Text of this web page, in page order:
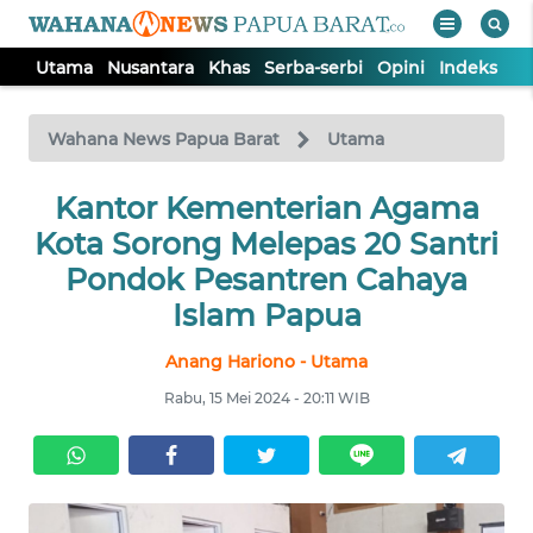
Utama Nusantara Khas Serba-serbi Opini Indeks
Wahana News Papua Barat Utama
Kantor Kementerian Agama
Kota Sorong Melepas 20 Santri
Pondok Pesantren Cahaya
Islam Papua
Anang Hariono - Utama
Rabu, 15 Mei 2024 - 20:11 WIB
TV
Tutup
UTAMA
NUSANTARA
SERBI
OPINI